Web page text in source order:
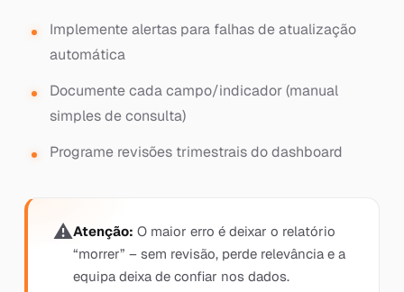
Implemente alertas para falhas de atualização
automática
Documente cada campo/indicador (manual
simples de consulta)
Programe revisões trimestrais do dashboard
Atenção: O maior erro é deixar o relatório
“morrer” – sem revisão, perde relevância e a
equipa deixa de confiar nos dados.